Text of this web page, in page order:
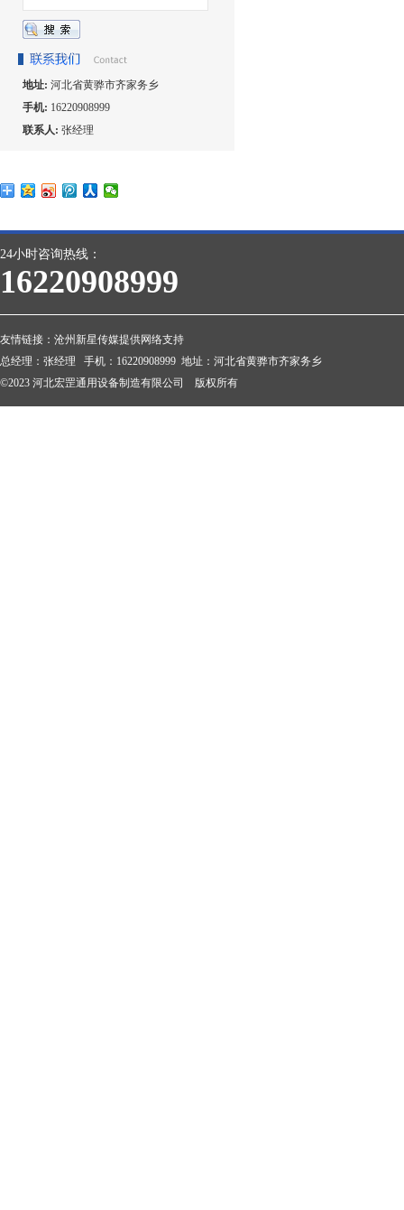
地址: 河北省黄骅市齐家务乡
手机: 16220908999
联系人: 张经理
24小时咨询热线：
16220908999
友情链接： 沧州新星传媒提供网络支持
总经理：张经理 手机：16220908999 地址：河北省黄骅市齐家务乡
©2023 河北宏罡通用设备制造有限公司 版权所有